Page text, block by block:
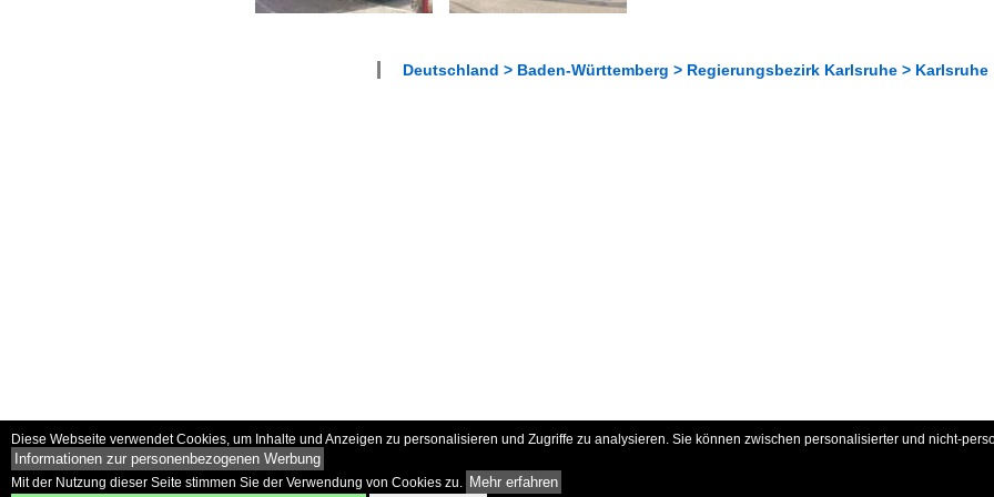
Deutschland > Baden-Württemberg > Regierungsbezirk Karlsruhe > Karlsruhe
Diese Webseite verwendet Cookies, um Inhalte und Anzeigen zu personalisieren und Zugriffe zu analysieren. Sie können zwischen personalisierter und nicht-
Informationen zur personenbezogenen Werbung
Mit der Nutzung dieser Seite stimmen Sie der Verwendung von Cookies zu. Mehr erfahren